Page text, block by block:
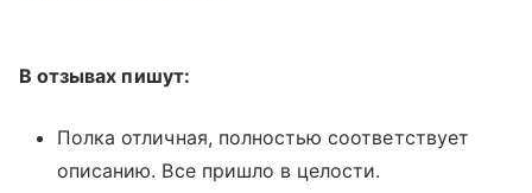
В отзывах пишут:
Полка отличная, полностью соответствует
описанию. Все пришло в целости.